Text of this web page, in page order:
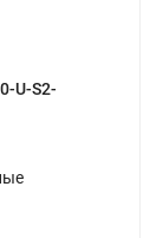
U-S2-